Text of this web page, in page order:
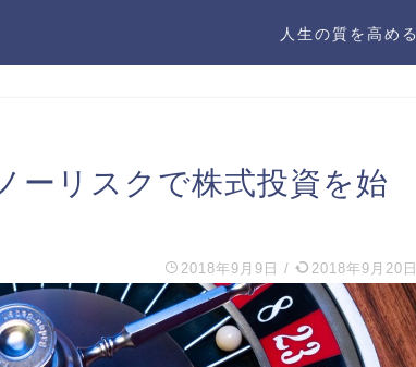
人生の質を高める
ーリスクで株式投資を始
2018年9月9日 / 2018年9月20日